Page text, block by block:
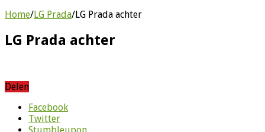
Home/LG Prada/LG Prada achter
LG Prada achter
Delen
Facebook
Twitter
Stumbleupon